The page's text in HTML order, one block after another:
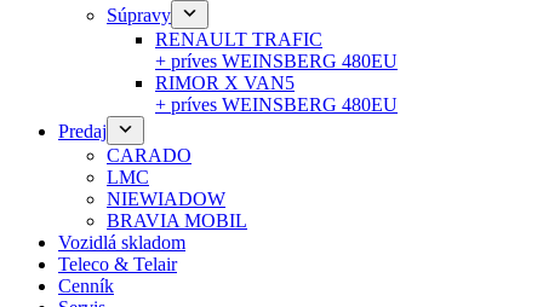
Súpravy
RENAULT TRAFIC
+ príves WEINSBERG 480EU
RIMOR X VAN5
+ príves WEINSBERG 480EU
Predaj
CARADO
LMC
NIEWIADOW
BRAVIA MOBIL
Vozidlá skladom
Teleco & Telair
Cenník